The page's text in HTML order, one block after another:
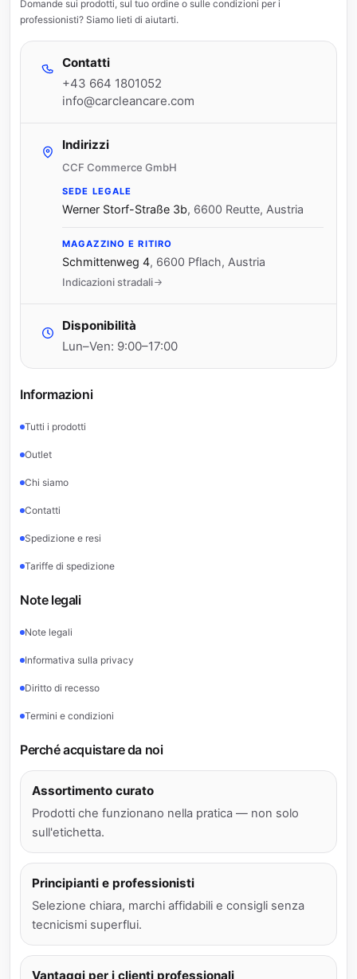
Domande sui prodotti, sul tuo ordine o sulle condizioni per i
professionisti? Siamo lieti di aiutarti.
Contatti
+43 664 1801052
info@carcleancare.com
Indirizzi
CCF Commerce GmbH
SEDE LEGALE
Werner Storf-Straße 3b, 6600 Reutte, Austria
MAGAZZINO E RITIRO
Schmittenweg 4, 6600 Pflach, Austria
Indicazioni stradali
Disponibilità
Lun–Ven: 9:00–17:00
Informazioni
Tutti i prodotti
Outlet
Chi siamo
Contatti
Spedizione e resi
Tariffe di spedizione
Note legali
Note legali
Informativa sulla privacy
Diritto di recesso
Termini e condizioni
Perché acquistare da noi
Assortimento curato
Prodotti che funzionano nella pratica — non solo
sull'etichetta.
Principianti e professionisti
Selezione chiara, marchi affidabili e consigli senza
tecnicismi superflui.
Vantaggi per i clienti professionali